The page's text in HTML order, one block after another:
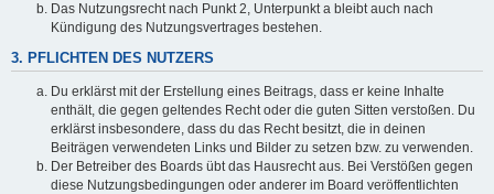
Das Nutzungsrecht nach Punkt 2, Unterpunkt a bleibt auch nach
Kündigung des Nutzungsvertrages bestehen.
3. PFLICHTEN DES NUTZERS
Du erklärst mit der Erstellung eines Beitrags, dass er keine Inhalte
enthält, die gegen geltendes Recht oder die guten Sitten verstoßen. Du
erklärst insbesondere, dass du das Recht besitzt, die in deinen
Beiträgen verwendeten Links und Bilder zu setzen bzw. zu verwenden.
Der Betreiber des Boards übt das Hausrecht aus. Bei Verstößen gegen
diese Nutzungsbedingungen oder anderer im Board veröffentlichten